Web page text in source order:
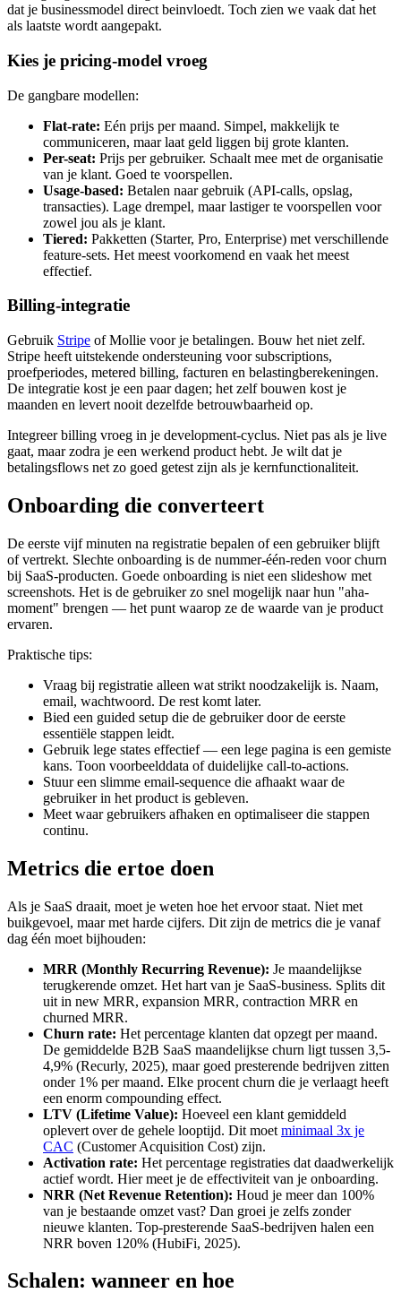
dat je businessmodel direct beinvloedt. Toch zien we vaak dat het
als laatste wordt aangepakt.
Kies je pricing-model vroeg
De gangbare modellen:
Flat-rate: Eén prijs per maand. Simpel, makkelijk te
communiceren, maar laat geld liggen bij grote klanten.
Per-seat: Prijs per gebruiker. Schaalt mee met de organisatie
van je klant. Goed te voorspellen.
Usage-based: Betalen naar gebruik (API-calls, opslag,
transacties). Lage drempel, maar lastiger te voorspellen voor
zowel jou als je klant.
Tiered: Pakketten (Starter, Pro, Enterprise) met verschillende
feature-sets. Het meest voorkomend en vaak het meest
effectief.
Billing-integratie
Gebruik Stripe of Mollie voor je betalingen. Bouw het niet zelf.
Stripe heeft uitstekende ondersteuning voor subscriptions,
proefperiodes, metered billing, facturen en belastingberekeningen.
De integratie kost je een paar dagen; het zelf bouwen kost je
maanden en levert nooit dezelfde betrouwbaarheid op.
Integreer billing vroeg in je development-cyclus. Niet pas als je live
gaat, maar zodra je een werkend product hebt. Je wilt dat je
betalingsflows net zo goed getest zijn als je kernfunctionaliteit.
Onboarding die converteert
De eerste vijf minuten na registratie bepalen of een gebruiker blijft
of vertrekt. Slechte onboarding is de nummer-één-reden voor churn
bij SaaS-producten. Goede onboarding is niet een slideshow met
screenshots. Het is de gebruiker zo snel mogelijk naar hun "aha-
moment" brengen — het punt waarop ze de waarde van je product
ervaren.
Praktische tips:
Vraag bij registratie alleen wat strikt noodzakelijk is. Naam,
email, wachtwoord. De rest komt later.
Bied een guided setup die de gebruiker door de eerste
essentiële stappen leidt.
Gebruik lege states effectief — een lege pagina is een gemiste
kans. Toon voorbeelddata of duidelijke call-to-actions.
Stuur een slimme email-sequence die afhaakt waar de
gebruiker in het product is gebleven.
Meet waar gebruikers afhaken en optimaliseer die stappen
continu.
Metrics die ertoe doen
Als je SaaS draait, moet je weten hoe het ervoor staat. Niet met
buikgevoel, maar met harde cijfers. Dit zijn de metrics die je vanaf
dag één moet bijhouden:
MRR (Monthly Recurring Revenue): Je maandelijkse
terugkerende omzet. Het hart van je SaaS-business. Splits dit
uit in new MRR, expansion MRR, contraction MRR en
churned MRR.
Churn rate: Het percentage klanten dat opzegt per maand.
De gemiddelde B2B SaaS maandelijkse churn ligt tussen 3,5-
4,9% (Recurly, 2025), maar goed presterende bedrijven zitten
onder 1% per maand. Elke procent churn die je verlaagt heeft
een enorm compounding effect.
LTV (Lifetime Value): Hoeveel een klant gemiddeld
oplevert over de gehele looptijd. Dit moet minimaal 3x je
CAC (Customer Acquisition Cost) zijn.
Activation rate: Het percentage registraties dat daadwerkelijk
actief wordt. Hier meet je de effectiviteit van je onboarding.
NRR (Net Revenue Retention): Houd je meer dan 100%
van je bestaande omzet vast? Dan groei je zelfs zonder
nieuwe klanten. Top-presterende SaaS-bedrijven halen een
NRR boven 120% (HubiFi, 2025).
Schalen: wanneer en hoe